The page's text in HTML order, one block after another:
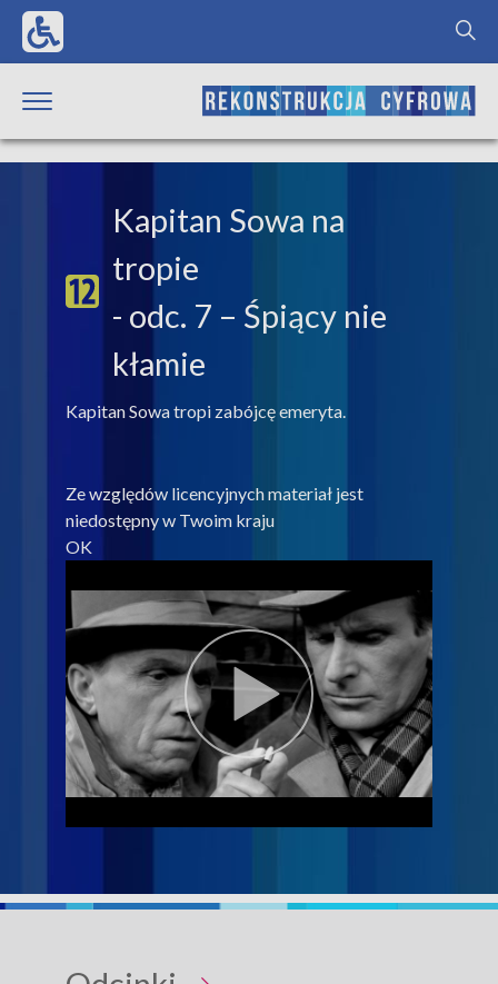
Kapitan Sowa na
tropie
- odc. 7 – Śpiący nie
kłamie
Kapitan Sowa tropi zabójcę emeryta.
Ze względów licencyjnych materiał jest
niedostępny w Twoim kraju
OK